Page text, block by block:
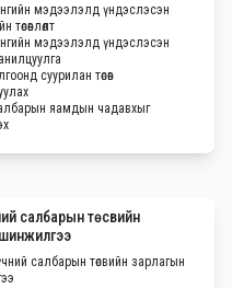
мэдээлэлд үндэслэсэн
төсөвлөлт
мэдээлэлд үндэслэсэн
суурилан төсөв
яамдын чадавхыг
салбарын төсвийн
салбарын төсвийн зарлагын